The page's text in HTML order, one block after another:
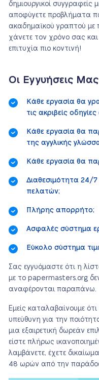
δημιουργικοί
αποφύγετε προβλήματα
ακαδημαϊκού γραπτού με
χάνετε τον χρόνο σας
επιτυχία πιο κοντινή!
Οι Εγγυήσεις Μας
Κάθε εργασία θα
τις ακριβείς
Κάθε εργασία θα
της αγγλικής
Κάθε εργασία θα
Διαθεσιμότητα 24/
πελατών;
Πλήρης απορρήτο;
Ασφαλές σύστημα
Εύκολο σύστημα
Σας εγγυόμαστε ότι η
με το papermasters.org
αναφέρονται παραπάνω.
Εμείς καταλαβαίνουμε
υπεύθυνη για την
μια εξαιρετική δωρεάν
είστε πλήρως
λαμβάνετε, έχετε
48 ωρών από την